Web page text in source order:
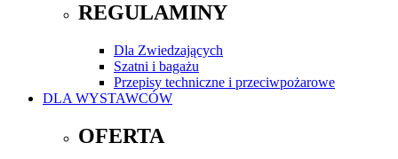
REGULAMINY
Dla Zwiedzających
Szatni i bagażu
Przepisy techniczne i przeciwpożarowe
DLA WYSTAWCÓW
OFERTA